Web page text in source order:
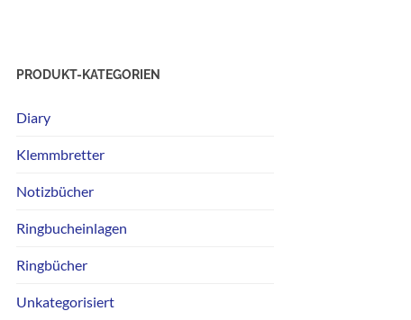
PRODUKT-KATEGORIEN
Diary
Klemmbretter
Notizbücher
Ringbucheinlagen
Ringbücher
Unkategorisiert